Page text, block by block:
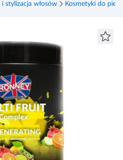
i stylizacja włosów Kosmetyki do